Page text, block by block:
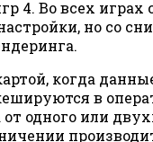
4. Во всех играх
но со
когда
в
одного или